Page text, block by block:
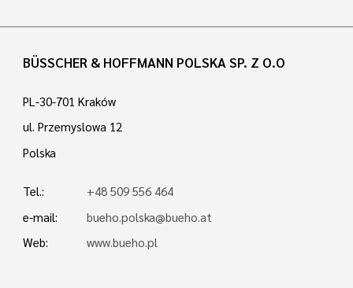
BÜSSCHER & HOFFMANN POLSKA SP. Z O.O
PL-30-701 Kraków
ul. Przemyslowa 12
Polska
Tel.:
+48 509 556 464
e-mail:
bueho.polska@bueho.at
Web:
www.bueho.pl